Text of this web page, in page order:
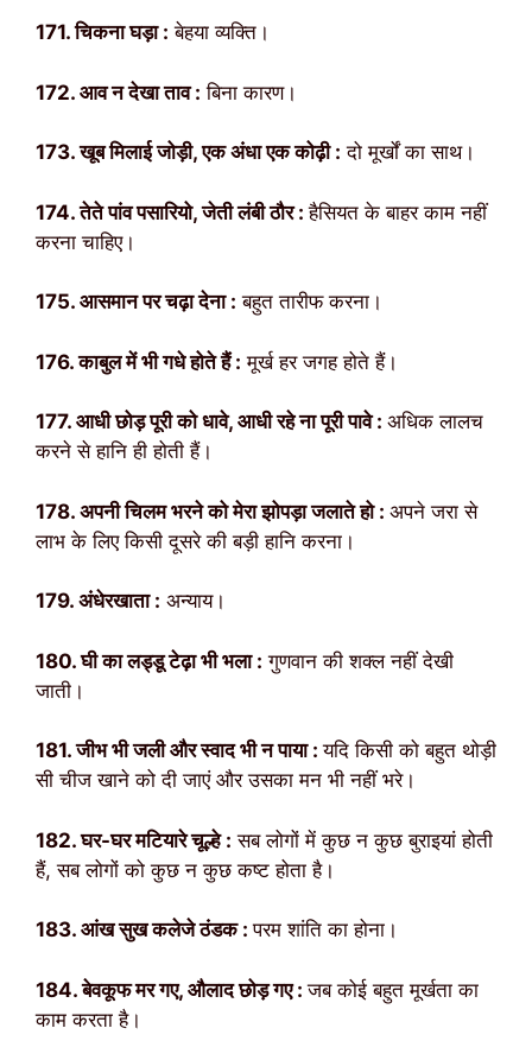
171. चिकना घड़ा : बेहया व्यक्ति।
172. आव न देखा ताव : बिना कारण।
173. खूब मिलाई जोड़ी, एक अंधा एक कोढ़ी : दो मूर्खों का साथ।
174. तेते पांव पसारियो, जेती लंबी ठौर :हैसियत के बाहर काम नहीं
करना चाहिए।
175. आसमान पर चढ़ा देना : बहुत तारीफ करना।
176. काबुल में भी गधे होते हैं : मूर्ख हर जगह होते हैं।
177. आधी छोड़ पूरी को धावे, आधी रहे ना पूरी पावे : अधिक लालच
करने से हानि ही होती हैं।
178. अपनी चिलम भरने को मेरा झोपड़ा जलाते हो : अपने जरा से
लाभ के लिए किसी दूसरे की बड़ी हानि करना।
179. अंधेरखाता : अन्याय।
180. घी का लड्डू टेढ़ा भी भला : गुणवान की शक्ल नहीं देखी
जाती।
181. जीभ भी जली और स्वाद भी न पाया :यदि किसी को बहुत थोड़ी
सी चीज खाने को दी जाएं और उसका मन भी नहीं भरे।
182. घर-घर मटियारे चूल्हे : सब लोगों में कुछ न कुछ बुराइयां होती
हैं, सब लोगों को कुछ न कुछ कष्ट होता है।
183. आंख सुख कलेजे ठंडक :परम शांति का होना।
184. बेवकूफ मर गए, औलाद छोड़ गए :जब कोई बहुत मूर्खता का
काम करता है।